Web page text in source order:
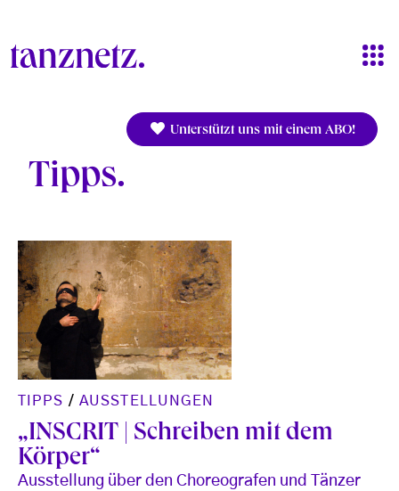
Unterstützt uns mit einem ABO!
Tipps
TIPPS / AUSSTELLUNGEN
„INSCRIT | Schreiben mit dem
Körper“
Ausstellung über den Choreografen und Tänzer